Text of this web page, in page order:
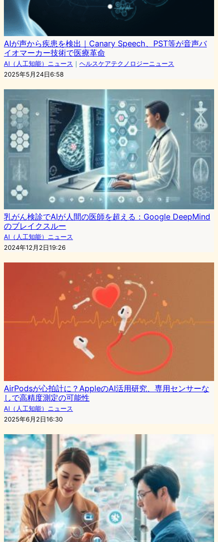
AIが声から疾患を検出｜Canary Speech、PST等が音声バ
イオマーカー技術で医療革命
AI（人工知能）ニュース ｜ ヘルスケアテクノロジーニュース
2025年5月24日6:58
乳がん検診でAIが人間の医師を超える：Google DeepMind
のブレイクスルー
AI（人工知能）ニュース
2024年12月2日19:26
AirPodsが心拍計に？AppleのAI活用研究、専用センサーな
しで高精度測定の可能性
AI（人工知能）ニュース
2025年6月2日16:30